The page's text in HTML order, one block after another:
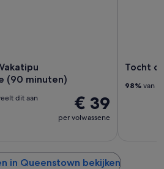
(90 minuten)
€ 39
per volwassene
dit aan
Tocht
98% van
in Queenstown bekijken